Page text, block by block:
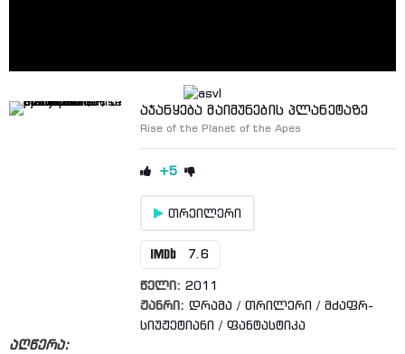
აჯანყება მაიმუნების პლანეტაზე
Rise of the Planet of the Apes
+5
თრეილერი
7.6
წელი: 2011
ჟანრი: დრამა / თრილერი / მძაფრ-
სიუჟეტიანი / ფანტასტიკა
აღწერა: